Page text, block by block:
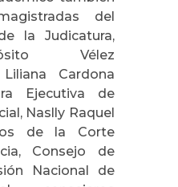
del
la Judicatura,
Vélez
Cardona
Ejecutiva de
Naslly Raquel
de la Corte
Consejo de
Nacional de